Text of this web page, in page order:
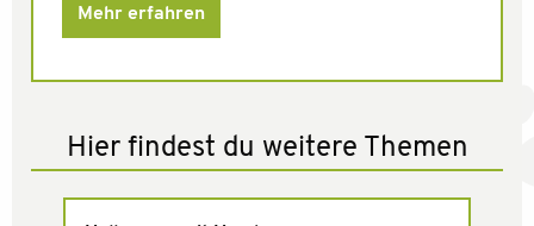
Mehr erfahren
Hier findest du weitere Themen